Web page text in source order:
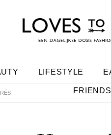
LIFESTYLE
FRIENDS